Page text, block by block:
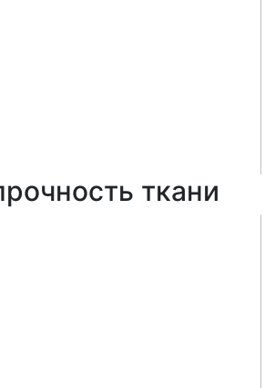
ткани